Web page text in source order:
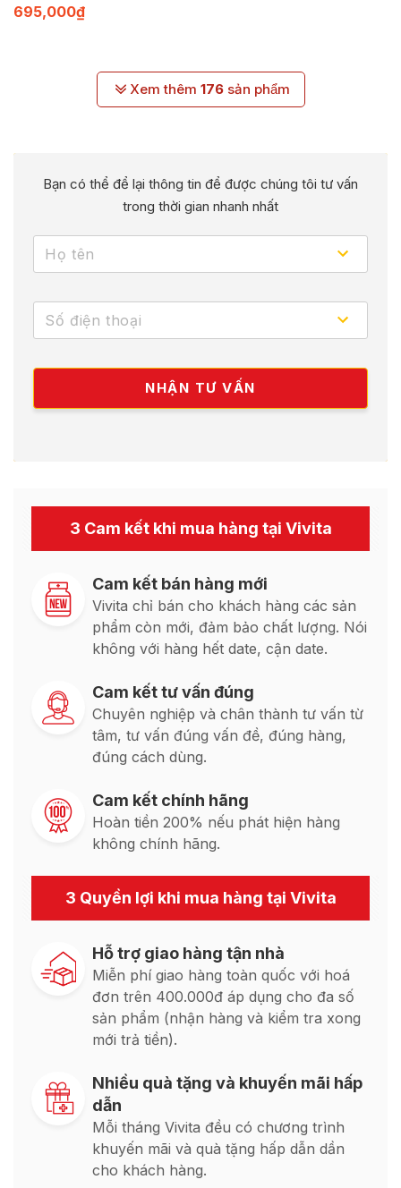
695,000₫
Xem thêm 176sản phẩm
Bạn có thể để lại thông tin để được chúng tôi tư vấn
trong thời gian nhanh nhất
3 Cam kết khi mua hàng tại Vivita
Cam kết bán hàng mới
Vivita chỉ bán cho khách hàng các sản
phẩm còn mới, đảm bảo chất lượng. Nói
không với hàng hết date, cận date.
Cam kết tư vấn đúng
Chuyên nghiệp và chân thành tư vấn từ
tâm, tư vấn đúng vấn đề, đúng hàng,
đúng cách dùng.
Cam kết chính hãng
Hoàn tiền 200% nếu phát hiện hàng
không chính hãng.
3 Quyền lợi khi mua hàng tại Vivita
Hỗ trợ giao hàng tận nhà
Miễn phí giao hàng toàn quốc với hoá
đơn trên 400.000đ áp dụng cho đa số
sản phẩm (nhận hàng và kiểm tra xong
mới trả tiền).
Nhiều quà tặng và khuyến mãi hấp
dẫn
Mỗi tháng Vivita đều có chương trình
khuyến mãi và quà tặng hấp dẫn dần
cho khách hàng.